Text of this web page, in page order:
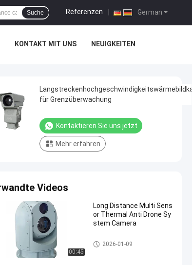
German
Referenzen
Suche
KONTAKT MIT UNS NEUIGKEITEN
für Grenzüberwachung
Kontaktieren Sie uns jetzt
Mehr erfahren
Videos
00:45
Long Distance Multi Sens
or Thermal Anti Drone Sy
stem Camera
Anti-Drohnen-System
2026-01-09